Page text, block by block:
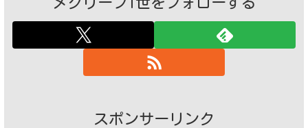
メグリーフ1世をフォローする
スポンサーリンク